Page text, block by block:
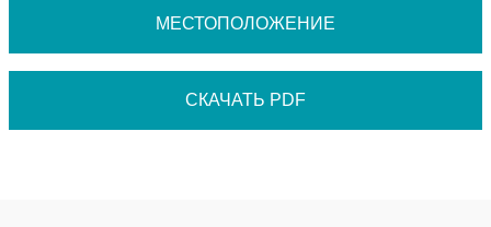
МЕСТОПОЛОЖЕНИЕ
СКАЧАТЬ PDF